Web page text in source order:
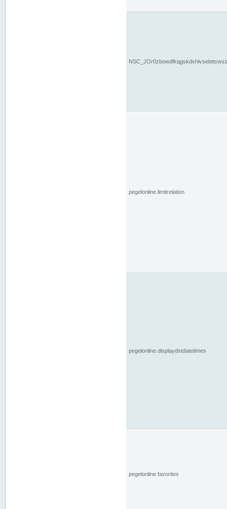
pegelonline.limitrelation
pegelonline.displaydstdatetimes
pegelonline.favorites